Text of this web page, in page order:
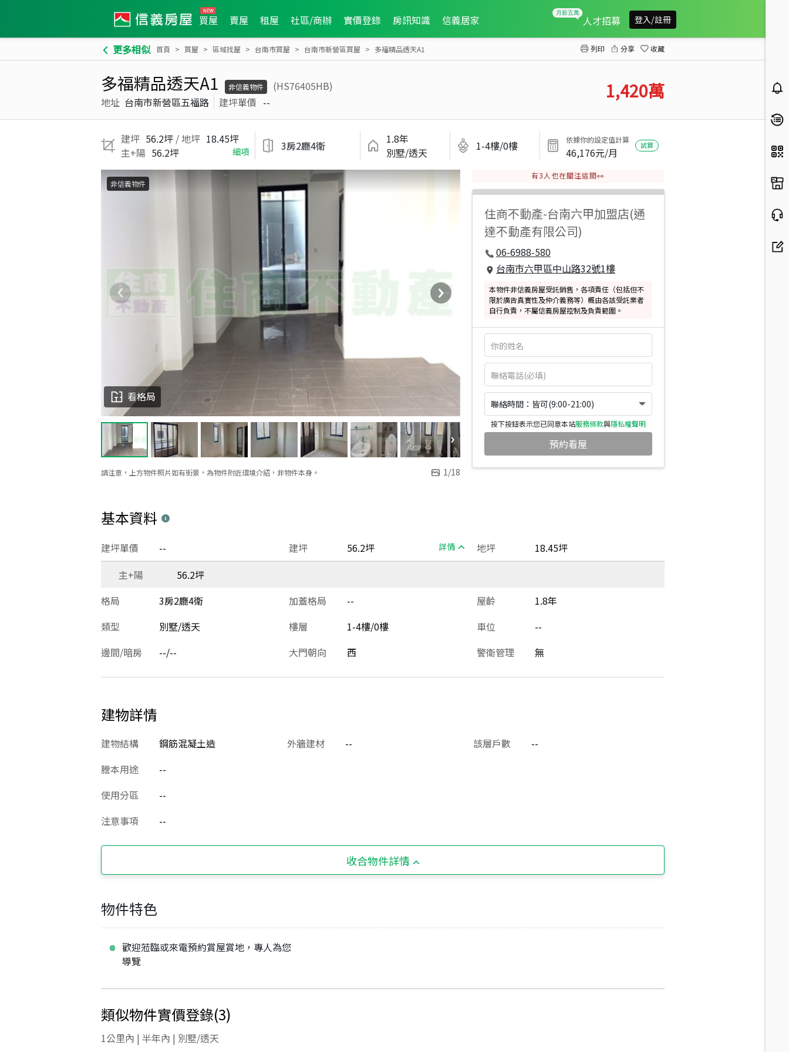
買屋 賣屋 租屋 社區/商辦 實價登錄 房訊知識 信義居家 人才招募 登入/註冊
更多相似 首頁 買屋 區域找屋 台南市買屋 台南市新營區買屋 多福精品透天A1 列印 分享 收藏
多福精品透天A1 非信義物件
(HS76405HB)
地址 台南市新營區五福路 建坪單價 -- 1,420萬
建坪 56.2坪 / 地坪 18.45坪
主+陽 56.2坪 細項 3房2廳4衛
1.8年
別墅/透天
1-4樓/0樓 依據你的設定值計算
46,176元/月
試算
請注意，上方物件照片如有街景，為物件附近環境介紹，非物件本身。 1/18
看格局
非信義物件
有3 人也在關注這間👀
住商不動產-台南六甲加盟店(通
達不動產有限公司)
06-6988-580
台南市六甲區中山路32號1樓
本物件非信義房屋受託銷售，各項責任（包括但不
限於廣告真實性及仲介義務等）概由各該受託業者
自行負責，不屬信義房屋控制及負責範圍。
聯絡時間：皆可(9:00-21:00)
按下按鈕表示您已同意本站服務條款與隱私權聲明
預約看屋
基本資料
建坪 56.2坪 詳情
建坪單價 -- 地坪
18.45坪
主+陽
56.2坪
格局
3房2廳4衛 加蓋格局 -- 屋齡
1.8年
類型
別墅/透天 樓層 1-4樓/0樓 車位
--
邊間/暗房
--/-- 大門朝向 西 警衛管理 無
建物詳情
建物結構 鋼筋混凝土造 外牆建材 -- 該層戶數
--
謄本用途
--
使用分區
--
注意事項
--
收合物件詳情
物件特色
歡迎蒞臨或來電預約賞屋賞地，專人為您
導覽
類似物件實價登錄(3)
1公里內 | 半年內 | 別墅/透天